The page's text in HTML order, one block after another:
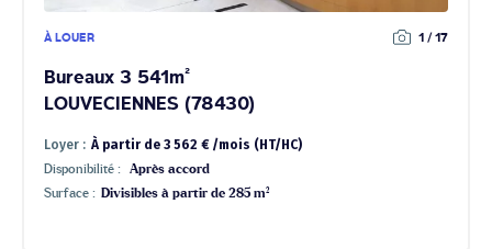
À LOUER 1 / 17
Bureaux 3 541m²
LOUVECIENNES (78430)
Loyer : À partir de 3 562 € /mois (HT/HC)
Disponibilité :
Après accord
Surface : Divisibles à partir de 285 m²